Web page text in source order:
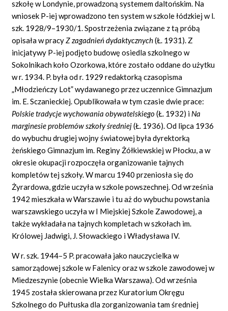
szkołę w Londynie, prowadzoną systemem daltońskim. Na
wniosek P-iej wprowadzono ten system w szkole łódzkiej w l.
szk. 1928/9–1930/1. Spostrzeżenia związane z tą próbą
opisała w pracyZzagadnień dydaktycznych(Ł. 1931). Z
inicjatywy P-iej podjęto budowę osiedla szkolnego w
Sokolnikach koło Ozorkowa, które zostało oddane do użytku
w r. 1934. P. była od r. 1929 redaktorką czasopisma
„Młodzieńczy Lot” wydawanego przez uczennice Gimnazjum
im. E. Sczanieckiej. Opublikowała w tym czasie dwie prace:
Polskie tradycje wychowania obywatelskiego(Ł. 1932) i Na
marginesie problemów szkoły średniej(Ł. 1936). Od lipca 1936
do wybuchu drugiej wojny światowej była dyrektorką
żeńskiego Gimnazjum im. Reginy Żółkiewskiej w Płocku, a w
okresie okupacji rozpoczęła organizowanie tajnych
kompletów tej szkoły. W marcu 1940 przeniosła się do
Żyrardowa, gdzie uczyła w szkole powszechnej. Od września
1942 mieszkała w Warszawie i tu aż do wybuchu powstania
warszawskiego uczyła w I Miejskiej Szkole Zawodowej, a
także wykładała na tajnych kompletach w szkołach im.
Królowej Jadwigi, J. Słowackiego i Władysława IV.
W r. szk. 1944–5 P. pracowała jako nauczycielka w
samorządowej szkole w Falenicy oraz w szkole zawodowej w
Miedzeszynie (obecnie Wielka Warszawa). Od września
1945 została skierowana przez Kuratorium Okręgu
Szkolnego do Pułtuska dla zorganizowania tam średniej